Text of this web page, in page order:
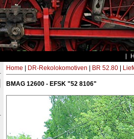
Home DR-Rekolokomotiven BR 52.80|
BMAG 12600 - EFSK "52 8106"